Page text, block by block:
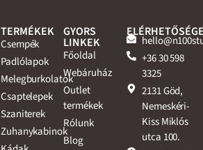
TERMÉKEK
Csempék
Padlólapok
Melegburkolatok
Csaptelepek
Szaniterek
Zuhanykabinok
GYORS
LINKEK
Főoldal
Webáruház
Outlet
termékek
Rólunk
Blog
+36 30 598
3325
2131 Göd,
Nemeskéri-
Kiss Miklós
utca 100.